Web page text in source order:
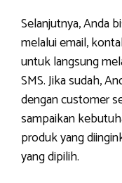
Selanjutnya, Anda
melalui email,
untuk langsung
SMS. Jika sudah,
dengan customer
sampaikan
produk yang
yang dipilih.